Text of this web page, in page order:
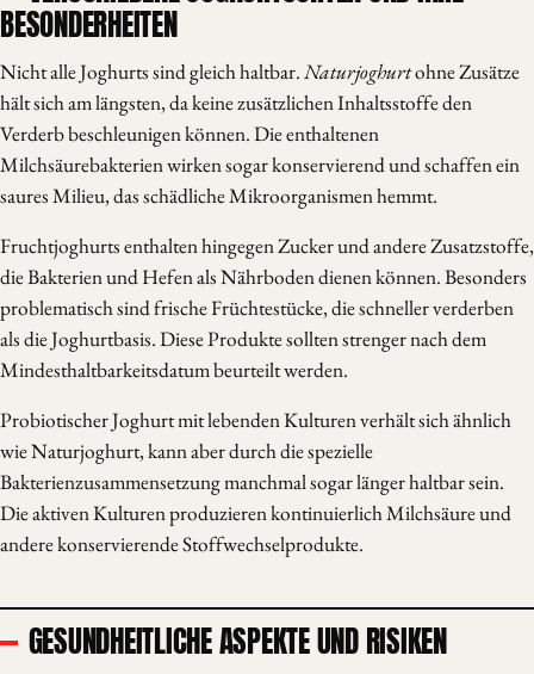
BESONDERHEITEN
Nicht alle Joghurts sind gleich haltbar.Naturjoghurtohne Zusätze
hält sich am längsten, da keine zusätzlichen Inhaltsstoffe den
Verderb beschleunigen können. Die enthaltenen
Milchsäurebakterien wirken sogar konservierend und schaffen ein
saures Milieu, das schädliche Mikroorganismen hemmt.
Fruchtjoghurts enthalten hingegen Zucker und andere Zusatzstoffe,
die Bakterien und Hefen als Nährboden dienen können. Besonders
problematisch sind frische Früchtestücke, die schneller verderben
als die Joghurtbasis. Diese Produkte sollten strenger nach dem
Mindesthaltbarkeitsdatum beurteilt werden.
Probiotischer Joghurt mit lebenden Kulturen verhält sich ähnlich
wie Naturjoghurt, kann aber durch die spezielle
Bakterienzusammensetzung manchmal sogar länger haltbar sein.
Die aktiven Kulturen produzieren kontinuierlich Milchsäure und
andere konservierende Stoffwechselprodukte.
GESUNDHEITLICHE ASPEKTE UND RISIKEN